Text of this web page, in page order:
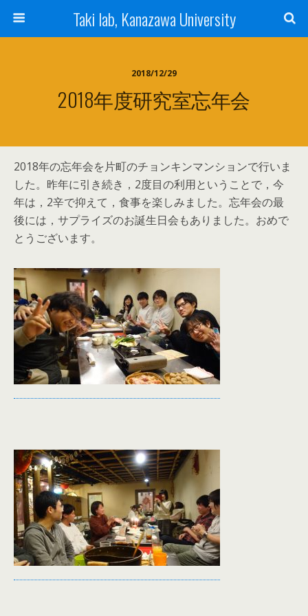
Taki lab, Kanazawa University
2018/12/29
2018年度研究室忘年会
2018年の忘年会を片町のチョンキンマンションで行いま
した。昨年に引き続き，2度目の利用ということで，今
年は，2辛で抑えて，食事を楽しみました。忘年会の最
後には，サプライズのお誕生日会もありました。おめで
とうございます。